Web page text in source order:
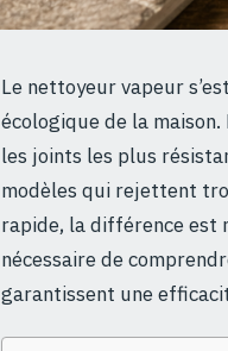
Le nettoyeur vapeur
écologique de la
les joints les plus
modèles qui rejettent
rapide, la différence est
nécessaire de
garantissent une